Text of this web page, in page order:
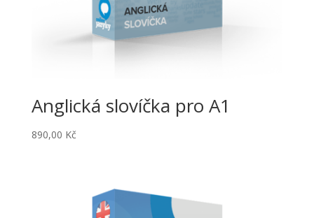
Anglická slovíčka pro A1
890,00 Kč